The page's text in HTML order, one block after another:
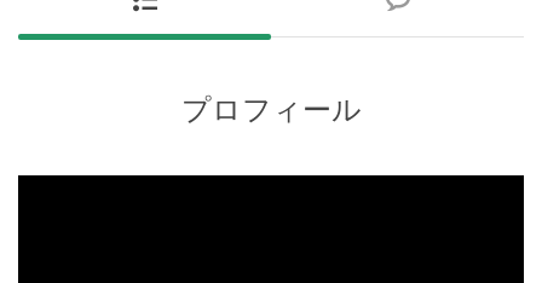
プロフィール